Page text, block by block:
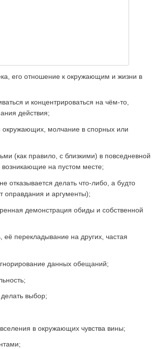
его отношение к окружающим и жизни в
и концентрироваться на чём-то,
действия;
окружающих, молчание в спорных или
(как правило, с близкими) в повседневной
на пустом месте;
отказывается делать что-либо, а будто
оправдания и аргументы);
демонстрация обиды и собственной
её перекладывание на других, частая
данных обещаний;
выбор;
в окружающих чувства вины;